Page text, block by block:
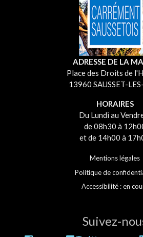
ADRESSE DE LA
Place des Droits de
13960 SAUSSET-
HORAIRES
Du Lundi au
de 08h30 à
et de 14h00 à
Mentions légales
Politique de
Accessibilité : en
Suivez-